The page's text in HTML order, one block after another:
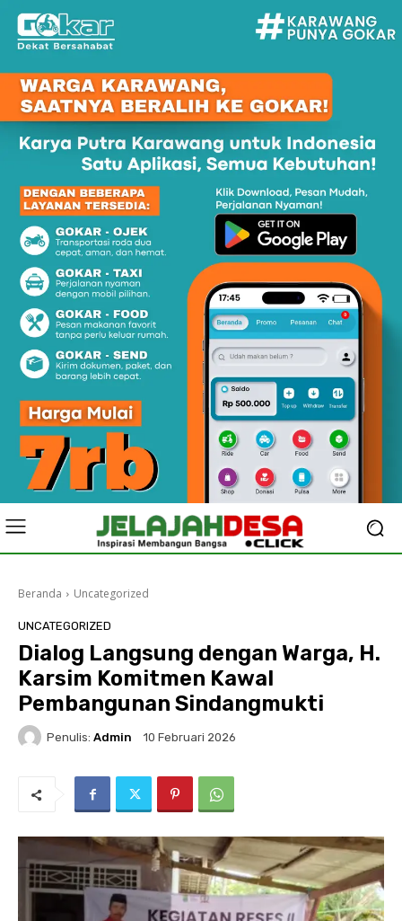
Beranda Uncategorized
UNCATEGORIZED
Dialog Langsung dengan Warga, H.
Karsim Komitmen Kawal
Pembangunan Sindangmukti
Penulis: Admin 10 Februari 2026